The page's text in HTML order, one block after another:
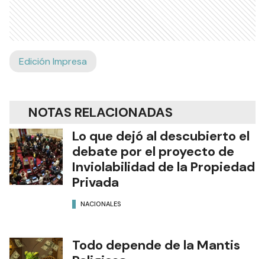
Edición Impresa
NOTAS RELACIONADAS
Lo que dejó al descubierto el
debate por el proyecto de
Inviolabilidad de la Propiedad
Privada
NACIONALES
Todo depende de la Mantis